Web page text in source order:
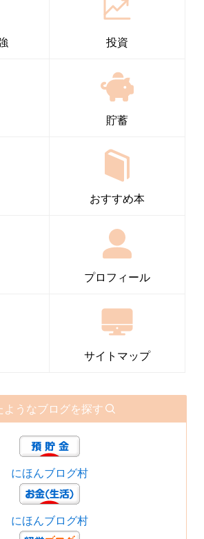
投資
貯蓄
おすすめ本
プロフィール
サイトマップ
ようなブログを探す
にほんブログ村
にほんブログ村